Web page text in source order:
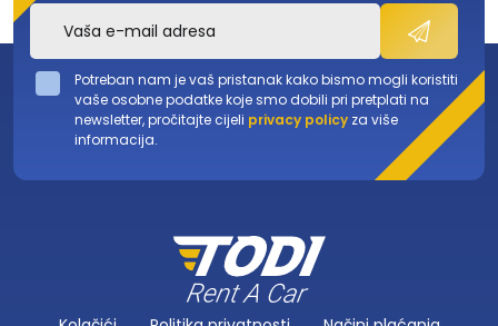
Potreban nam je vaš pristanak kako bismo mogli koristiti
vaše osobne podatke koje smo dobili pri pretplati na
newsletter, pročitajte cijeli privacy policy za više
informacija.